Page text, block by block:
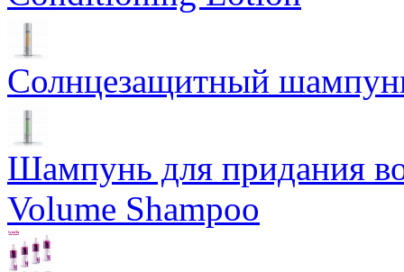
Солнцезащитный
Шампунь для придания
Volume Shampoo